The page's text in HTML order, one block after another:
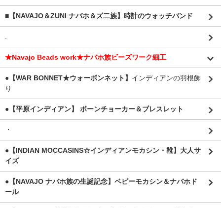
■【NAVAJO＆ZUNI ナバホ＆ズ二族】時計のウォッチバンド
.
★Navajo Beads work★ナバホ族ビーズワーク細工
●【WAR BONNET★ウォーボンネット】 インディアンの羽根飾
り
●【平原インディアン】 ボーンチョーカー＆ブレスレット
・
●【INDIAN MOCCASINS☆インディアンモカシン・靴】大人サ
イズ
●【NAVAJO ナバホ族の生誕記念】ベビーモカシン＆ナバホド
ール